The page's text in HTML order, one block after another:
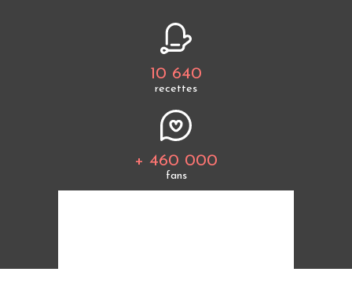
10 640
recettes
+ 460 000
fans